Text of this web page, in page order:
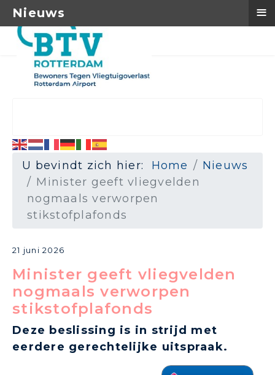
U bevindt zich hier: Home
Nieuws
Minister geeft vliegvelden
nogmaals verworpen
stikstofplafonds
21 juni 2026
Minister geeft vliegvelden
nogmaals verworpen
stikstofplafonds
Deze beslissing is in strijd met
eerdere gerechtelijke uitspraak.
Nieuws ≡